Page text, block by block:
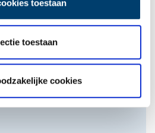
toestaan
toestaan
cookies